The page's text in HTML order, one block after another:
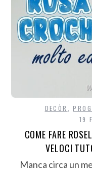
DECÒR ,
19
COME FARE
VELOCI
Manca circa un